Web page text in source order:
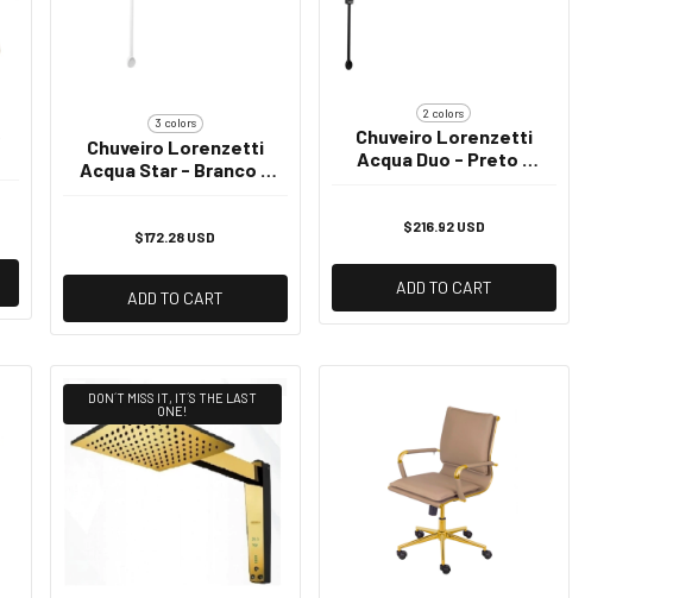
3 colors
Chuveiro Lorenzetti
Acqua Star - Branco -
$172.28 USD
ADD TO CART
2 colors
Chuveiro Lorenzetti
Acqua Duo - Preto -
$216.92 USD
ADD TO CART
DON´T MISS IT, IT´S THE LAST
ONE!